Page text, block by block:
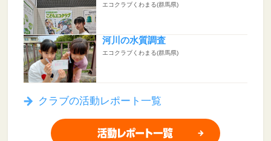
エコクラブくわまる(群馬県)
河川の水質調査
エコクラブくわまる(群馬県)
クラブの活動レポート一覧